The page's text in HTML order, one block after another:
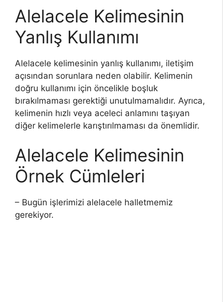
Alelacele Kelimesinin
Yanlış Kullanımı
Alelacele kelimesinin yanlış kullanımı, iletişim
açısından sorunlara neden olabilir. Kelimenin
doğru kullanımı için öncelikle boşluk
bırakılmaması gerektiği unutulmamalıdır. Ayrıca,
kelimenin hızlı veya aceleci anlamını taşıyan
diğer kelimelerle karıştırılmaması da önemlidir.
Alelacele Kelimesinin
Örnek Cümleleri
– Bugün işlerimizi alelacele halletmemiz
gerekiyor.